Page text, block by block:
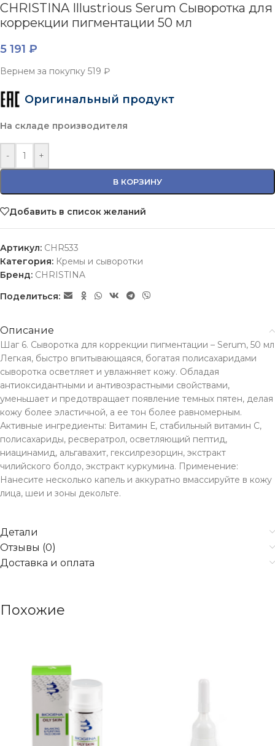
CHRISTINA Illustrious Serum Сыворотка для
коррекции пигментации 50 мл
5 191 ₽
Вернем за покупку 519 ₽
Оригинальный продукт
На складе производителя
- +
В КОРЗИНУ
Добавить в список желаний
Артикул: CHR533
Категория: Кремы и сыворотки
Бренд: CHRISTINA
Поделиться:
Описание
Шаг 6. Сыворотка для коррекции пигментации – Serum, 50 мл
Легкая, быстро впитывающаяся, богатая полисахаридами
сыворотка осветляет и увлажняет кожу. Обладая
антиоксидантными и антивозрастными свойствами,
уменьшает и предотвращает появление темных пятен, делая
кожу более эластичной, а ее тон более равномерным.
Активные ингредиенты: Витамин Е, стабильный витамин С,
полисахариды, ресвератрол, осветляющий пептид,
ниацинамид, альгавахит, гексилрезорцин, экстракт
чилийского болдо, экстракт куркумина. Применение:
Нанесите несколько капель и аккуратно вмассируйте в кожу
лица, шеи и зоны декольте.
Детали
Отзывы (0)
Доставка и оплата
Похожие